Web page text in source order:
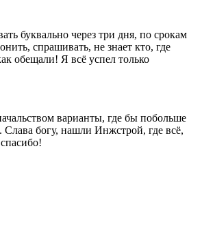
буквально через три дня, по срокам
спрашивать, не знает кто, где
обещали! Я всё успел только
варианты, где бы побольше
Слава богу, нашли Инжстрой, где всё,